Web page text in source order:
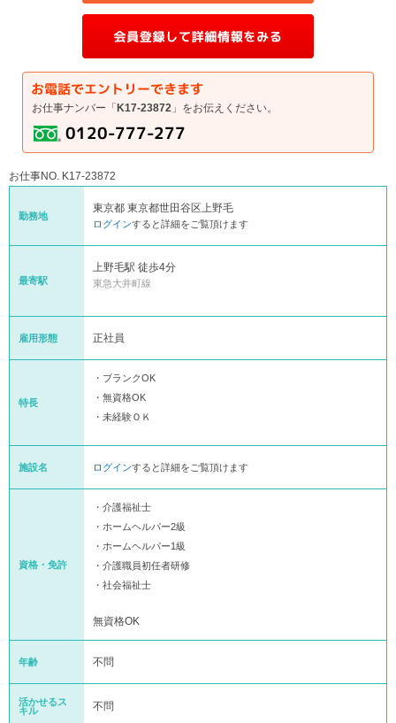
お仕事ナンバー「 K17-23872 」をお伝えください。
お仕事NO. K17-23872
勤務地
東京都 東京都世田谷区上野毛
ログインすると詳細をご覧頂けます
最寄駅
上野毛駅 徒歩4分
東急大井町線
雇用形態 正社員
特長
・ブランクOK
・無資格OK
・未経験ＯＫ
施設名 ログインすると詳細をご覧頂けます
資格・免許
・介護福祉士
・ホームヘルパー2級
・ホームヘルパー1級
・介護職員初任者研修
・社会福祉士
無資格OK
年齢 不問
活かせるス
キル
不問